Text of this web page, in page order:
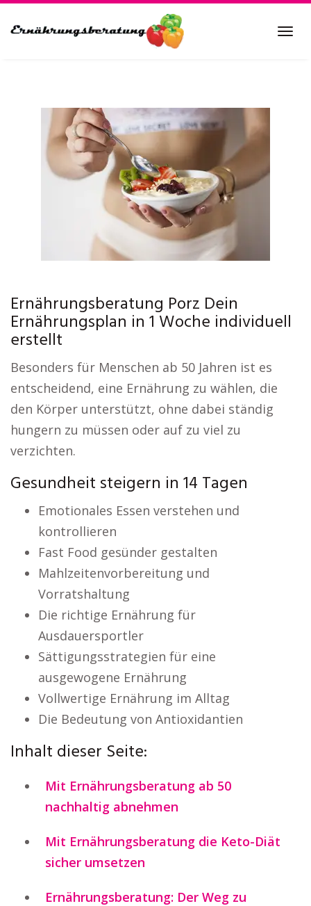
to
Ernährungsberatung Porz Dein
Ernährungsplan in 1 Woche individuell
erstellt
Besonders für Menschen ab 50 Jahren ist es
entscheidend, eine Ernährung zu wählen, die
den Körper unterstützt, ohne dabei ständig
hungern zu müssen oder auf zu viel zu
verzichten.
Gesundheit steigern in 14 Tagen
Emotionales Essen verstehen und
kontrollieren
Fast Food gesünder gestalten
Mahlzeitenvorbereitung und
Vorratshaltung
Die richtige Ernährung für
Ausdauersportler
Sättigungsstrategien für eine
ausgewogene Ernährung
Vollwertige Ernährung im Alltag
Die Bedeutung von Antioxidantien
Inhalt dieser Seite:
Mit Ernährungsberatung ab 50
nachhaltig abnehmen
Mit Ernährungsberatung die Keto-Diät
sicher umsetzen
Ernährungsberatung: Der Weg zu